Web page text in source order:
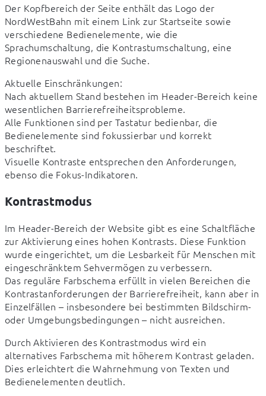
Der Kopfbereich der Seite enthält das Logo der
NordWestBahn mit einem Link zur Startseite sowie
verschiedene Bedienelemente, wie die
Sprachumschaltung, die Kontrastumschaltung, eine
Regionenauswahl und die Suche.
Aktuelle Einschränkungen:
Nach aktuellem Stand bestehen im Header-Bereich keine
wesentlichen Barrierefreiheitsprobleme.
Alle Funktionen sind per Tastatur bedienbar, die
Bedienelemente sind fokussierbar und korrekt
beschriftet.
Visuelle Kontraste entsprechen den Anforderungen,
ebenso die Fokus-Indikatoren.
Kontrastmodus
Im Header-Bereich der Website gibt es eine Schaltfläche
zur Aktivierung eines hohen Kontrasts. Diese Funktion
wurde eingerichtet, um die Lesbarkeit für Menschen mit
eingeschränktem Sehvermögen zu verbessern.
Das reguläre Farbschema erfüllt in vielen Bereichen die
Kontrastanforderungen der Barrierefreiheit, kann aber in
Einzelfällen – insbesondere bei bestimmten Bildschirm-
oder Umgebungsbedingungen – nicht ausreichen.
Durch Aktivieren des Kontrastmodus wird ein
alternatives Farbschema mit höherem Kontrast geladen.
Dies erleichtert die Wahrnehmung von Texten und
Bedienelementen deutlich.